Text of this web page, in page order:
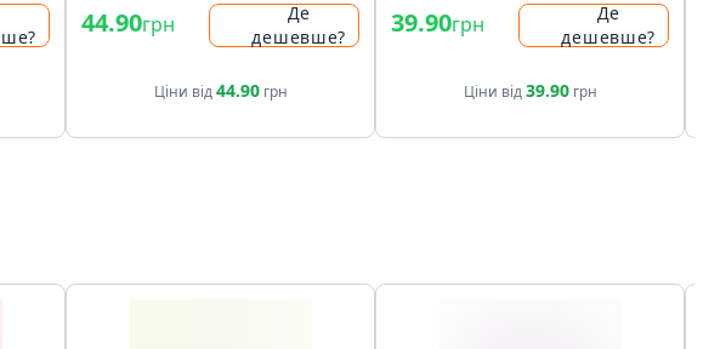
44.90грн
Де
дешевше?
Ціни від44.90грн
39.90грн
Де
дешевше?
Ціни від39.90грн